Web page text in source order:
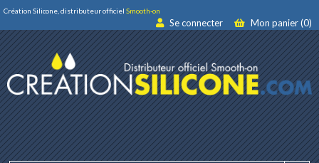
Création Silicone, distributeur officiel Smooth-on
Se connecter Mon panier (0)